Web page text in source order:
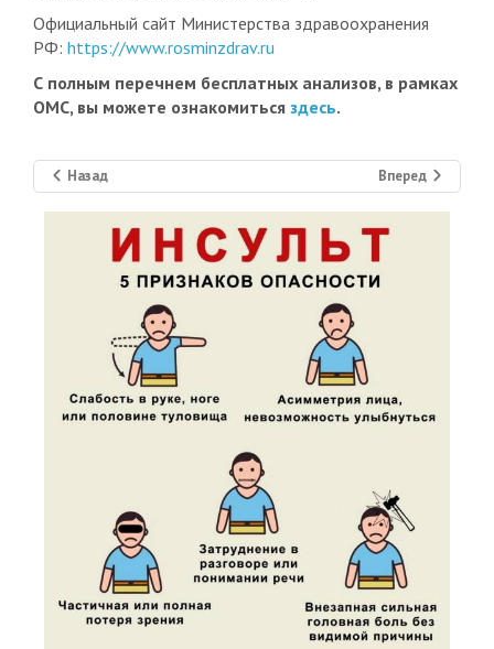
Официальный сайт Министерства здравоохранения
РФ: https://www.rosminzdrav.ru
С полным перечнем бесплатных анализов, в рамках
ОМС, вы можете ознакомиться здесь.
Назад Вперед